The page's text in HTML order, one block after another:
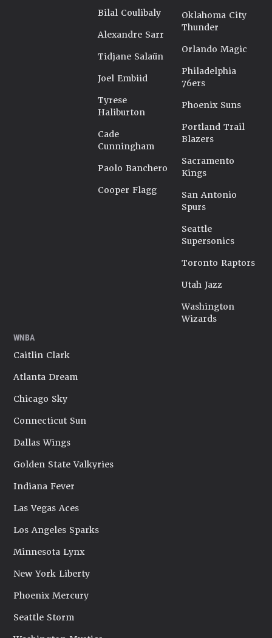
Bilal Coulibaly
Alexandre Sarr
Tidjane Salaün
Joel Embiid
Tyrese
Haliburton
Cade
Cunningham
Paolo Banchero
Cooper Flagg
Oklahoma City
Thunder
Orlando Magic
Philadelphia
76ers
Phoenix Suns
Portland Trail
Blazers
Sacramento
Kings
San Antonio
Spurs
Seattle
Supersonics
Toronto Raptors
Utah Jazz
Washington
Wizards
WNBA
Caitlin Clark
Atlanta Dream
Chicago Sky
Connecticut Sun
Dallas Wings
Golden State Valkyries
Indiana Fever
Las Vegas Aces
Los Angeles Sparks
Minnesota Lynx
New York Liberty
Phoenix Mercury
Seattle Storm